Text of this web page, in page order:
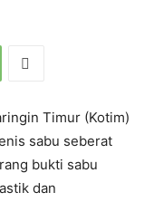
Timur (Kotim)
sabu seberat
bukti sabu
dan